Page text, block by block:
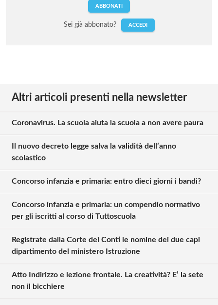
ABBONATI
Sei già abbonato? ACCEDI
Altri articoli presenti nella newsletter
Coronavirus. La scuola aiuta la scuola a non avere paura
Il nuovo decreto legge salva la validità dell’anno
scolastico
Concorso infanzia e primaria: entro dieci giorni i bandi?
Concorso infanzia e primaria: un compendio normativo
per gli iscritti al corso di Tuttoscuola
Registrate dalla Corte dei Conti le nomine dei due capi
dipartimento del ministero Istruzione
Atto Indirizzo e lezione frontale. La creatività? E’ la sete
non il bicchiere